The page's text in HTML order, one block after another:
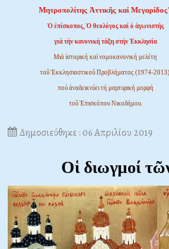
Μητροπολίτης Ἀττικῆς καί
Ὁ ἐπίσκοπος, Ὁ θεολόγος καί ὁ ἀγωνιστής
γιά τήν κανονική τάξη στήν Ἐκκλησία
Μιά ἱστορική καί νομοκανονική μελέτη
τοῦ Ἐκκλησιαστικοῦ Προβλήματος (1974-
πού ἀναδεικνύει τή μαρτυρική μορφή
τοῦ Ἐπισκόπου Νικοδήμου.
Δημοσιεύθηκε : 06 Απριλίου 2019
Oἱ διωγμοί